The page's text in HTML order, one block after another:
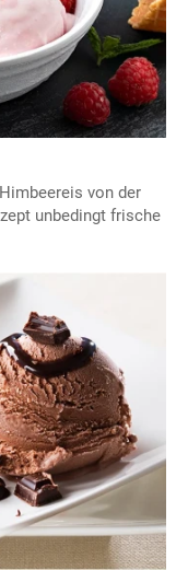
von der
unbedingt frische